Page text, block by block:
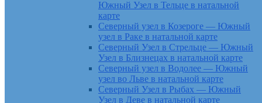
Южный Узел в Тельце в натальной
карте
Северный узел в Козероге — Южный
узел в Раке в натальной карте
Северный Узел в Стрельце — Южный
Узел в Близнецах в натальной карте
Северный узел в Водолее — Южный
узел во Льве в натальной карте
Северный Узел в Рыбах — Южный
Узел в Деве в натальной карте